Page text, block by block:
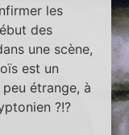
les
des
une scène,
est un
étrange, à
?!?